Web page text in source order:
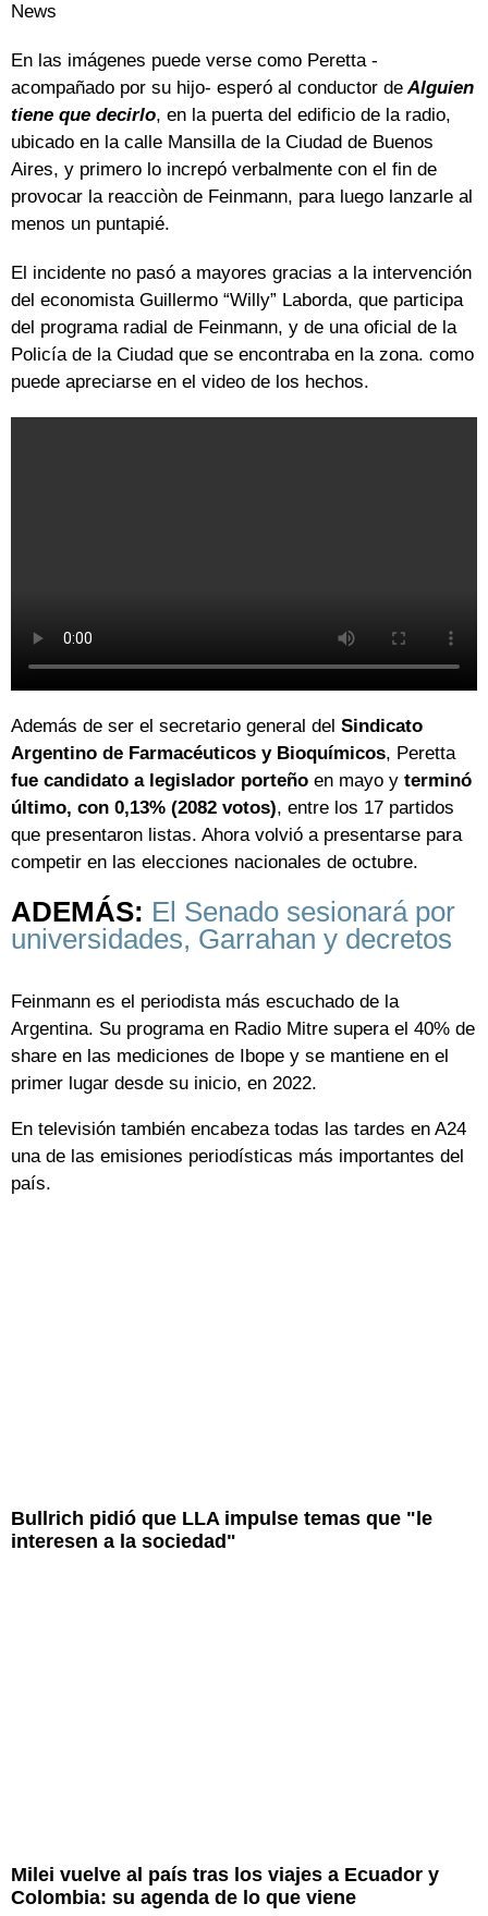
News
En las imágenes puede verse como Peretta -
acompañado por su hijo- esperó al conductor deAlguien
tiene que decirlo, en la puerta del edificio de la radio,
ubicado en la calle Mansilla de la Ciudad de Buenos
Aires, y primero lo increpó verbalmente con el fin de
provocar la reacciòn de Feinmann, para luego lanzarle al
menos un puntapié.
El incidente no pasó a mayores gracias a la intervención
del economista Guillermo “Willy” Laborda, que participa
del programa radial de Feinmann, y de una oficial de la
Policía de la Ciudad que se encontraba en la zona. como
puede apreciarse en el video de los hechos.
Además de ser el secretario general del Sindicato
Argentino de Farmacéuticos y Bioquímicos, Peretta
fue candidato a legislador porteño en mayo y terminó
último, con 0,13% (2082 votos), entre los 17 partidos
que presentaron listas. Ahora volvió a presentarse para
competir en las elecciones nacionales de octubre.
ADEMÁS: El Senado sesionará por
universidades, Garrahan y decretos
Feinmann es el periodista más escuchado de la
Argentina. Su programa en Radio Mitre supera el 40% de
share en las mediciones de Ibope y se mantiene en el
primer lugar desde su inicio, en 2022.
En televisión también encabeza todas las tardes en A24
una de las emisiones periodísticas más importantes del
país.
Bullrich pidió que LLA impulse temas que "le
interesen a la sociedad"
Milei vuelve al país tras los viajes a Ecuador y
Colombia: su agenda de lo que viene